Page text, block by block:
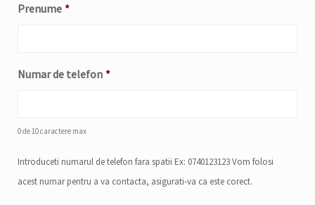
Prenume *
Numar de telefon *
0 de 10 caractere max
Introduceti numarul de telefon fara spatii Ex: 0740123123 Vom folosi
acest numar pentru a va contacta, asigurati-va ca este corect.